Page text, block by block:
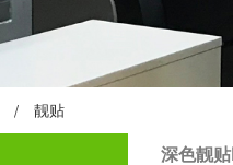
靓贴
深色靓